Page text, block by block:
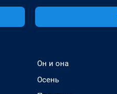
Он и она
Осень